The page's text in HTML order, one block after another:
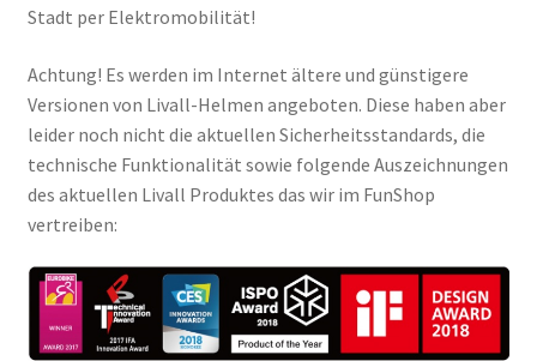
Stadt per Elektromobilität!
Achtung! Es werden im Internet ältere und günstigere
Versionen von Livall-Helmen angeboten. Diese haben aber
leider noch nicht die aktuellen Sicherheitsstandards, die
technische Funktionalität sowie folgende Auszeichnungen
des aktuellen Livall Produktes das wir im FunShop
vertreiben: